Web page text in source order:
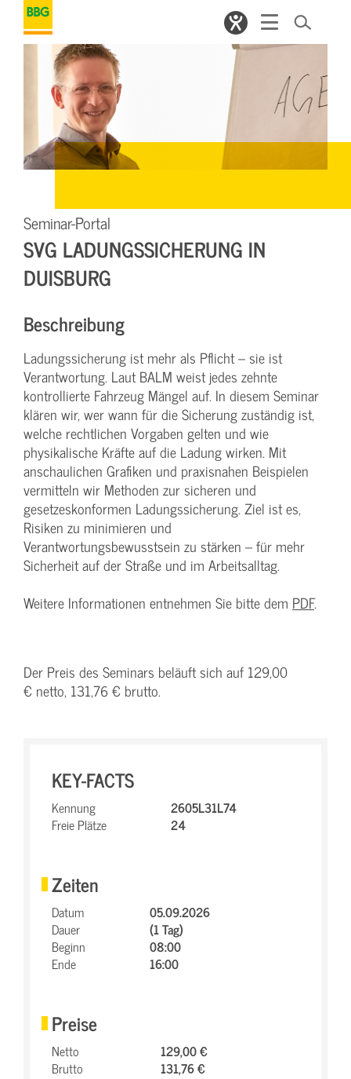
Seminar-Portal
SVG LADUNGSSICHERUNG IN
DUISBURG
Beschreibung
Ladungssicherung ist mehr als Pflicht – sie ist
Verantwortung. Laut BALM weist jedes zehnte
kontrollierte Fahrzeug Mängel auf. In diesem Seminar
klären wir, wer wann für die Sicherung zuständig ist,
welche rechtlichen Vorgaben gelten und wie
physikalische Kräfte auf die Ladung wirken. Mit
anschaulichen Grafiken und praxisnahen Beispielen
vermitteln wir Methoden zur sicheren und
gesetzeskonformen Ladungssicherung. Ziel ist es,
Risiken zu minimieren und
Verantwortungsbewusstsein zu stärken – für mehr
Sicherheit auf der Straße und im Arbeitsalltag.
Weitere Informationen entnehmen Sie bitte dem PDF.
Der Preis des Seminars beläuft sich auf 129,00
€ netto, 131,76 € brutto.
KEY-FACTS
Kennung
2605L31L74
Freie Plätze
24
Zeiten
Datum
05.09.2026
Dauer
(1 Tag)
Beginn
08:00
Ende
16:00
Preise
Netto
129,00 €
Brutto
131,76 €